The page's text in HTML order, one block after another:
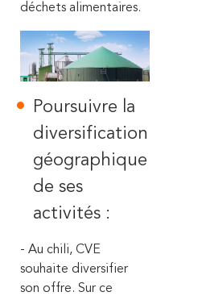
déchets alimentaires.
Poursuivre la
diversification
géographique
de ses
activités :
- Au chili, CVE
souhaite diversifier
son offre. Sur ce